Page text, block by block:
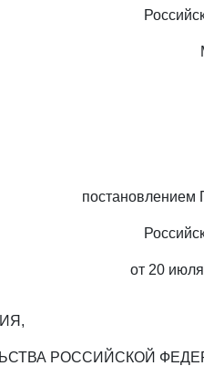
постановлением
от 20
РОССИЙСКОЙ